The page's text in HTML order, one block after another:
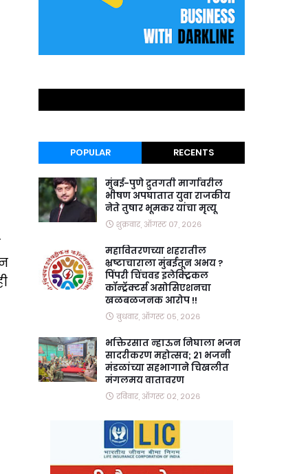
POPULAR RECENTS
मुंबई-पुणे द्रुतगती मार्गावरील
भीषण अपघातात युवा राजकीय
नेते तुषार भूमकर यांचा मृत्यू
शुक्रवार, ऑगस्ट ०७, २०२६
महावितरणच्या शहरातील
भ्रष्टाचाराला मुंबईतून अभय ?
पिंपरी चिंचवड इलेक्ट्रिकल
कॉन्ट्रॅक्टर्स असोसिएशनचा
खळबळजनक आरोप !!
बुधवार, ऑगस्ट ०५, २०२६
भक्तिरसात न्हाऊन निघाला भजन
सादरीकरण महोत्सव; २१ भजनी
मंडळांच्या सहभागाने चिखलीत
मंगलमय वातावरण
रविवार, ऑगस्ट ०२, २०२६